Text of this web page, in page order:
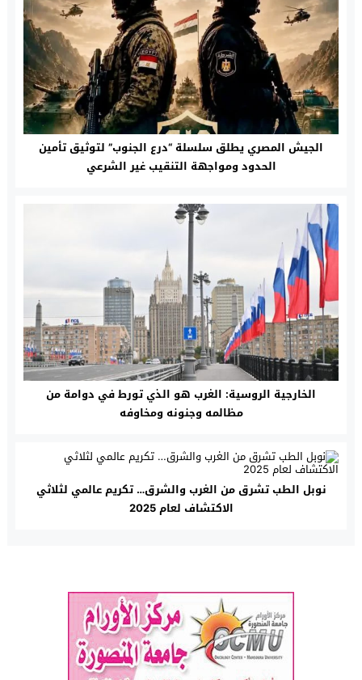
الجيش المصري يطلق سلسلة “درع الجنوب” لتوثيق تأمين
الحدود ومواجهة التنقيب غير الشرعي
الخارجية الروسية: الغرب هو الذي تورط في دوامة من
مظالمه وجنونه ومخاوفه
نوبل الطب تشرق من الغرب والشرق… تكريم عالمي لثلاثي
الاكتشاف لعام 2025